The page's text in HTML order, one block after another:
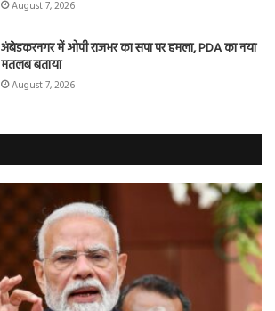
August 7, 2026
अंबेडकरनगर में ओपी राजभर का सपा पर हमला, PDA का नया
मतलब बताया
August 7, 2026